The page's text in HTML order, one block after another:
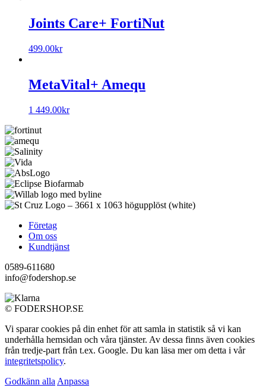
Joints Care+ FortiNut
499.00kr
MetaVital+ Amequ
1 449.00kr
Företag
Om oss
Kundtjänst
0589-611680
info@fodershop.se
© FODERSHOP.SE
Vi sparar cookies på din enhet för att samla in statistik så vi kan
underhålla hemsidan och våra tjänster. Av dessa finns även cookies
från tredje-part från t.ex. Google. Du kan läsa mer om detta i vår
integritetspolicy.
Godkänn alla Anpassa